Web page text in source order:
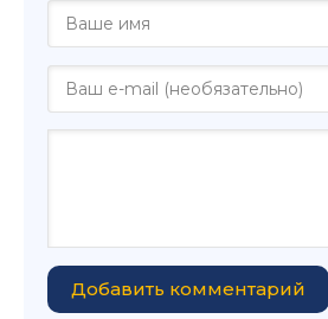
Добавить комментарий